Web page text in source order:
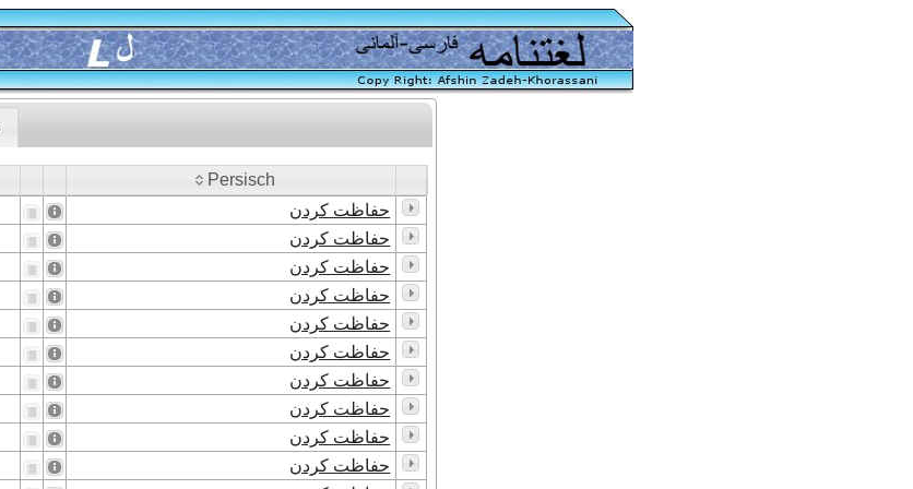
Persisch
حفاظت کردن
حفاظت کردن
حفاظت کردن
حفاظت کردن
حفاظت کردن
حفاظت کردن
حفاظت کردن
حفاظت کردن
حفاظت کردن
حفاظت کردن